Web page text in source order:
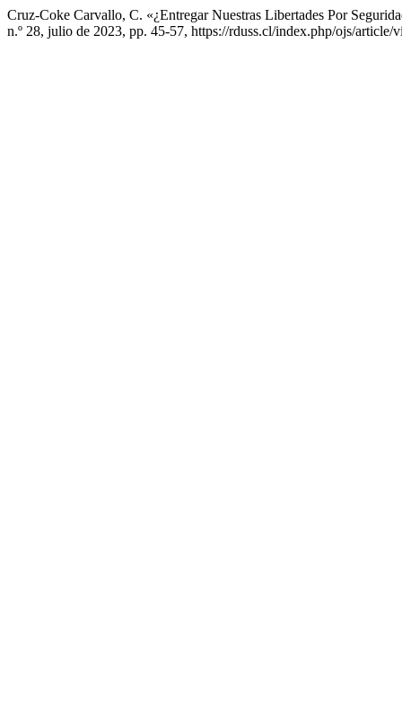
Cruz-Coke Carvallo, C. «¿Entregar Nuestras Libertades Por
n.º 28, julio de 2023, pp. 45-57, https://rduss.cl/index.php/ojs/article/